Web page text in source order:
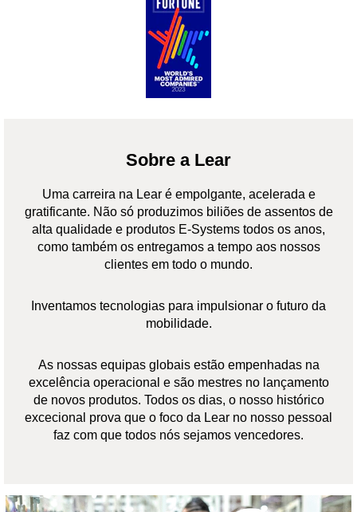
Sobre a Lear
Uma carreira na Lear é empolgante, acelerada e
gratificante. Não só produzimos biliões de assentos de
alta qualidade e produtos E-Systems todos os anos,
como também os entregamos a tempo aos nossos
clientes em todo o mundo.
Inventamos tecnologias para impulsionar o futuro da
mobilidade.
As nossas equipas globais estão empenhadas na
excelência operacional e são mestres no lançamento
de novos produtos. Todos os dias, o nosso histórico
excecional prova que o foco da Lear no nosso pessoal
faz com que todos nós sejamos vencedores.